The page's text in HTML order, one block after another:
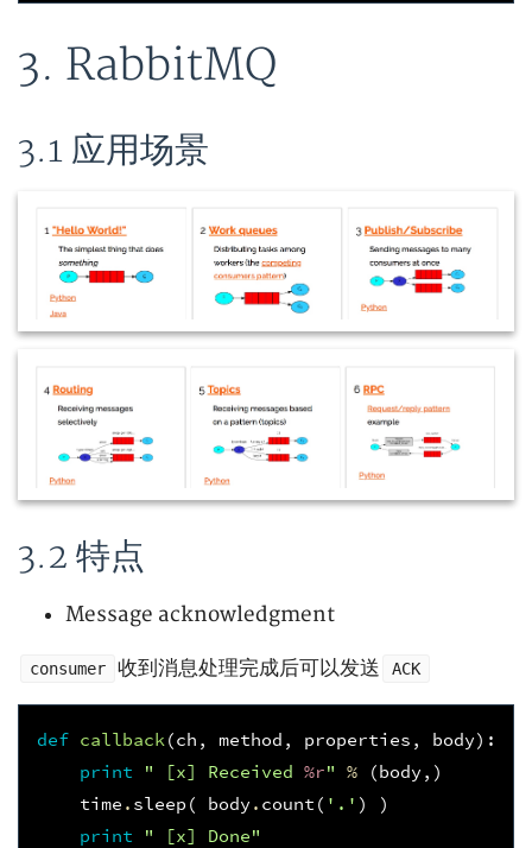
3. RabbitMQ
3.1 应用场景
3.2 特点
Message acknowledgment
consumer 收到消息处理完成后可以发送 ACK
def callback (ch , method , properties , body):
print
" [x] Received %r" % (body ,)
time . sleep ( body . count ( '.' )
)
print
" [x] Done"